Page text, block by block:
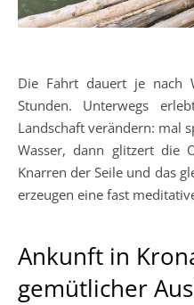
Die Fahrt dauert je nach
Stunden. Unterwegs
Landschaft verändern: mal
Wasser, dann glitzert die
Knarren der Seile und das
erzeugen eine fast
Ankunft in
gemütlicher